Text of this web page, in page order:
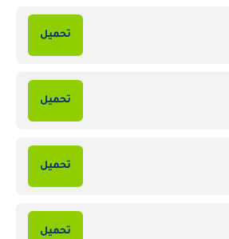
تحميل
تحميل
تحميل
تحميل